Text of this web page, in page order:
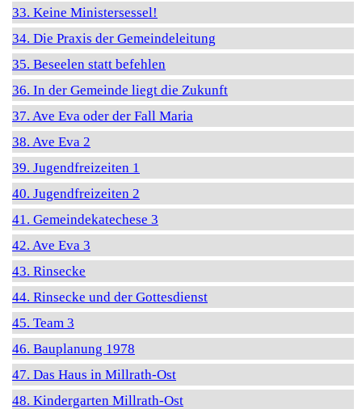
33. Keine Ministersessel!
34. Die Praxis der Gemeindeleitung
35. Beseelen statt befehlen
36. In der Gemeinde liegt die Zukunft
37. Ave Eva oder der Fall Maria
38. Ave Eva 2
39. Jugendfreizeiten 1
40. Jugendfreizeiten 2
41. Gemeindekatechese 3
42. Ave Eva 3
43. Rinsecke
44. Rinsecke und der Gottesdienst
45. Team 3
46. Bauplanung 1978
47. Das Haus in Millrath-Ost
48. Kindergarten Millrath-Ost